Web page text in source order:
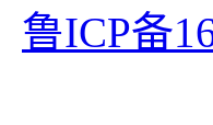
鲁ICP备